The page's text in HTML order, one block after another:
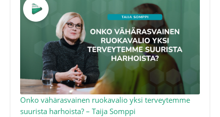
Onko vähärasvainen ruokavalio yksi terveytemme
suurista harhoista? – Taija Somppi